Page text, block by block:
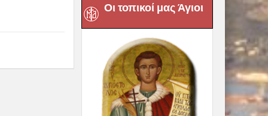
Οι τοπικοί μας Άγιοι